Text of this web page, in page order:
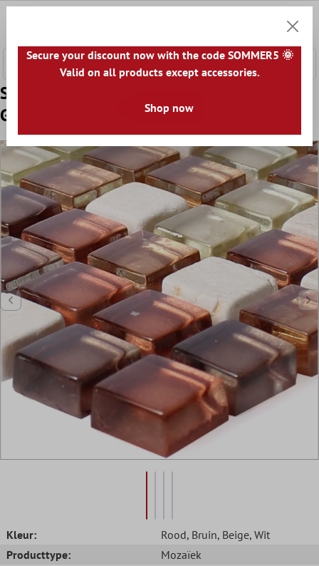
Sample Glasmozaïek Natursteentegels
Gorby Rood Bruin Beige
Kleur: Rood, Bruin, Beige, Wit
Producttype:
Mozaïek
Secure your discount now with the code SOMMER5 🌞
Valid on all products except accessories.
Shop now